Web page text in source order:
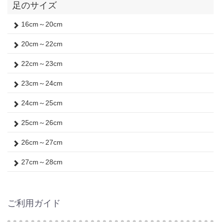
足のサイズ
16cm～20cm
20cm～22cm
22cm～23cm
23cm～24cm
24cm～25cm
25cm～26cm
26cm～27cm
27cm～28cm
ご利用ガイド